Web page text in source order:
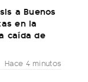
a Buenos
en la
caída de
Hace 4 minutos